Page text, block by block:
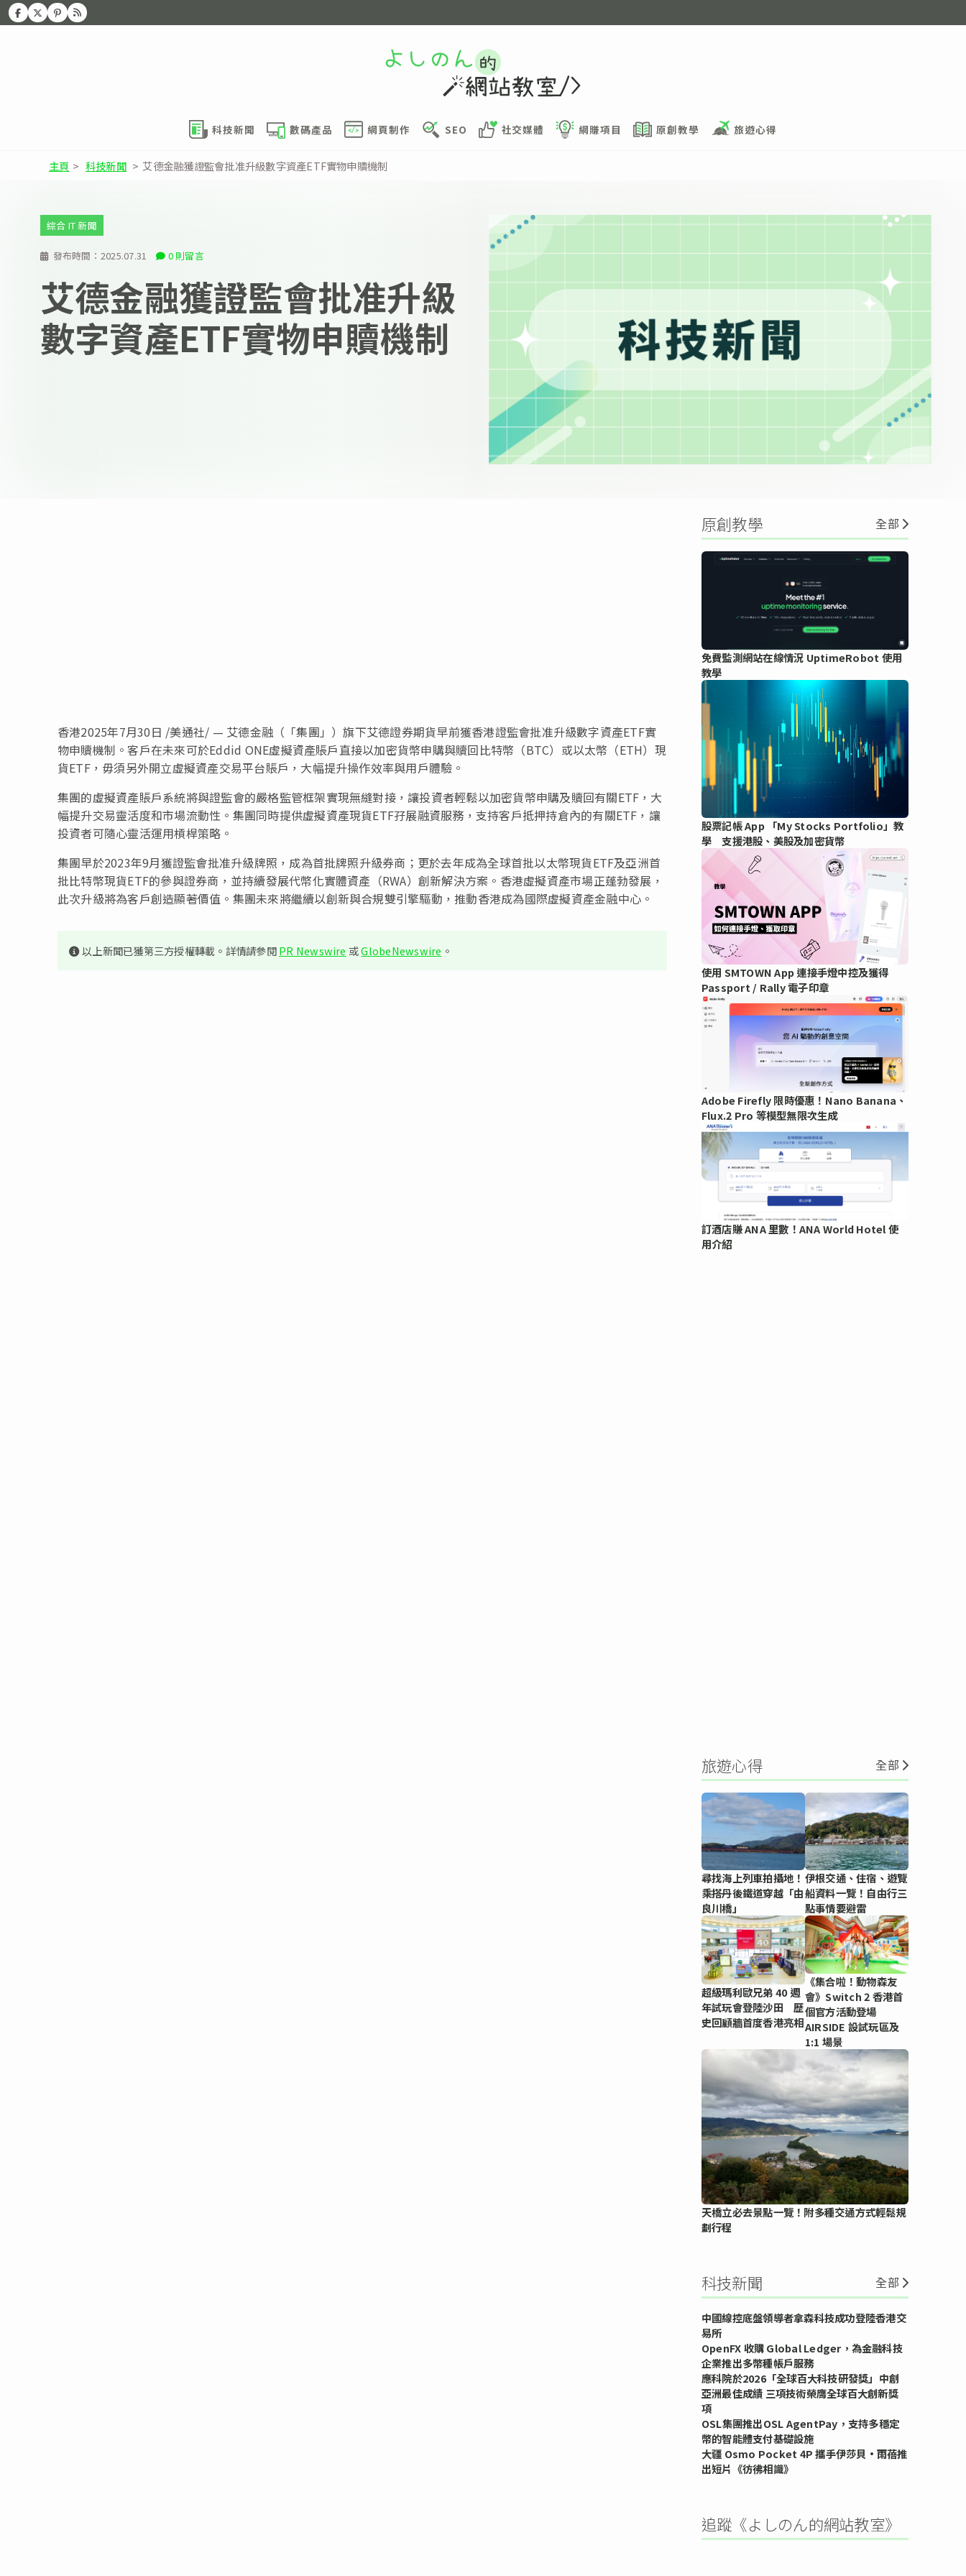
科技新聞 數碼產品 網頁制作 SEO 社交媒體 網賺項目 原創教學 旅遊心得
主頁 > 科技新聞 > 艾德金融獲證監會批准升級數字資產ETF實物申贖機制
發布時間： 2025.07.31 0 則留言
綜合 IT 新聞
艾德金融獲證監會批准升級
數字資產ETF實物申贖機制
香港2025年7月30日 /美通社/ — 艾德金融（「集團」）旗下艾德證券期貨早前獲香港證監會批准升級數字資產ETF實
物申贖機制。客戶在未來可於Eddid ONE虛擬資產賬戶直接以加密貨幣申購與贖回比特幣（BTC）或以太幣（ETH）現
貨ETF，毋須另外開立虛擬資產交易平台賬戶，大幅提升操作效率與用戶體驗。
集團的虛擬資產賬戶系統將與證監會的嚴格監管框架實現無縫對接，讓投資者輕鬆以加密貨幣申購及贖回有關ETF，大
幅提升交易靈活度和市場流動性。集團同時提供虛擬資產現貨ETF孖展融資服務，支持客戶抵押持倉內的有關ETF，讓
投資者可隨心靈活運用槓桿策略。
集團早於2023年9月獲證監會批准升級牌照，成為首批牌照升級券商；更於去年成為全球首批以太幣現貨ETF及亞洲首
批比特幣現貨ETF的參與證券商，並持續發展代幣化實體資產（RWA）創新解決方案。香港虛擬資產市場正蓬勃發展，
此次升級將為客戶創造顯著價值。集團未來將繼續以創新與合規雙引擎驅動，推動香港成為國際虛擬資產金融中心。
以上新聞已獲第三方授權轉載。詳情請參閱PR Newswire 或GlobeNewswire 。
原創教學 全部
免費監測網站在線情況 UptimeRobot 使用
教學
股票記帳 App 「My Stocks Portfolio」教
學 支援港股、美股及加密貨幣
使用 SMTOWN App 連接手燈中控及獲得
Passport / Rally 電子印章
Adobe Firefly 限時優惠！Nano Banana、
Flux.2 Pro 等模型無限次生成
訂酒店賺 ANA 里數！ANA World Hotel 使
用介紹
旅遊心得 全部
尋找海上列車拍攝地！
乘搭丹後鐵道穿越「由
良川橋」
伊根交通、住宿、遊覽
船資料一覽！自由行三
點事情要避雷
超級瑪利歐兄弟 40 週
年試玩會登陸沙田 歷
史回顧牆首度香港亮相
《集合啦！動物森友
會》Switch 2 香港首
個官方活動登場
AIRSIDE 設試玩區及
1:1 場景
天橋立必去景點一覽！附多種交通方式輕鬆規
劃行程
科技新聞 全部
中國線控底盤領導者拿森科技成功登陸香港交
易所
OpenFX 收購 Global Ledger，為金融科技
企業推出多幣種帳戶服務
應科院於2026「全球百大科技研發獎」中創
亞洲最佳成績 三項技術榮膺全球百大創新獎
項
OSL集團推出OSL AgentPay，支持多穩定
幣的智能體支付基礎設施
大疆 Osmo Pocket 4P 攜手伊莎貝•雨蓓推
出短片《彷彿相識》
追蹤《よしのん的網站教室》